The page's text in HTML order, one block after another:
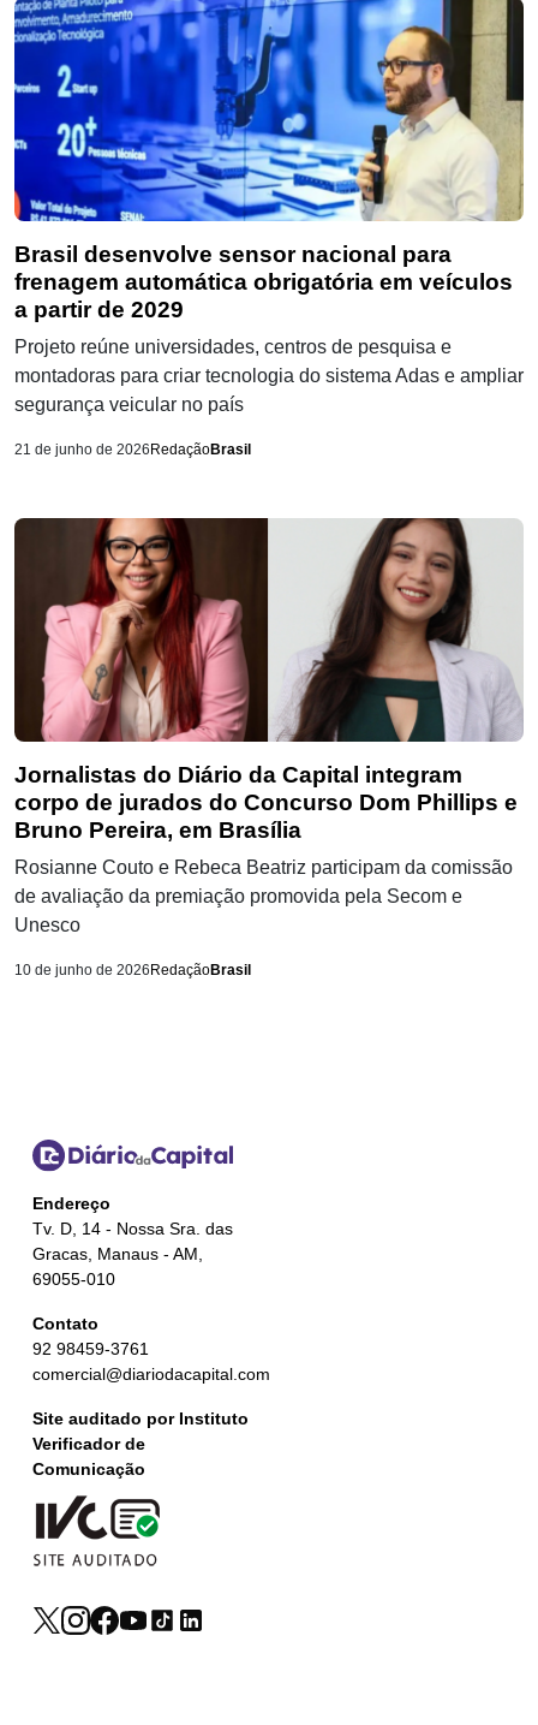
Brasil desenvolve sensor nacional para
frenagem automática obrigatória em veículos
a partir de 2029
Projeto reúne universidades, centros de pesquisa e
montadoras para criar tecnologia do sistema Adas e ampliar
segurança veicular no país
21 de junho de 2026RedaçãoBrasil
Jornalistas do Diário da Capital integram
corpo de jurados do Concurso Dom Phillips e
Bruno Pereira, em Brasília
Rosianne Couto e Rebeca Beatriz participam da comissão
de avaliação da premiação promovida pela Secom e
Unesco
10 de junho de 2026RedaçãoBrasil
Endereço
Tv. D, 14 - Nossa Sra. das
Gracas, Manaus - AM,
69055-010
Contato
92 98459-3761
comercial@diariodacapital.com
Site auditado por Instituto
Verificador de
Comunicação